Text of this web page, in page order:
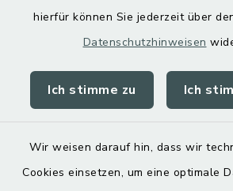
hierfür können Sie jederzeit über
Datenschutzhinweisen
Ich stimme zu Ich
Wir weisen darauf hin, dass wir
Cookies einsetzen, um eine optimale
Kontakt
Datenschutz